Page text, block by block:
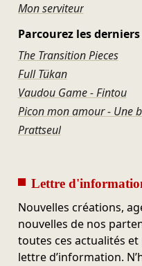
Mon serviteur
Parcourez les
The Transition Pieces
Full Tükan
Vaudou Game - Fintou
Picon mon amour - Une
Prattseul
Lettre
Nouvelles créations,
nouvelles de nos
toutes ces actualités
lettre d’information.